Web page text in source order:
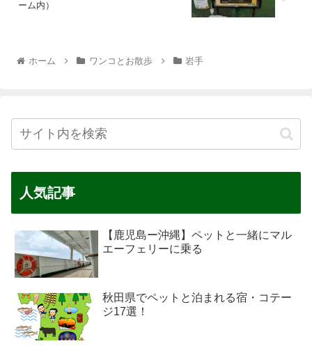
ーム内）
ホーム ワンコとお散歩 岩手
人気記事
【鹿児島ー沖縄】ペットと一緒にマル
エーフェリーに乗る
秋田県でペットと泊まれる宿・コテー
ジ17選！